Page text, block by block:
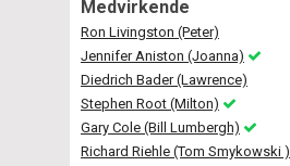
Medvirkende
Ron Livingston (Peter)
Jennifer Aniston (Joanna)
Diedrich Bader (Lawrence)
Stephen Root (Milton)
Gary Cole (Bill Lumbergh)
Richard Riehle (Tom Smykowski )